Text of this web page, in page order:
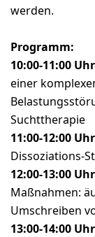
werden.
Programm:
10:00-11:00 Uhr
einer
Suchttherapie
11:00-12:00 Uhr
Dissoziations-
12:00-13:00 Uhr
Maßnahmen:
Umschreiben
13:00-14:00 Uhr